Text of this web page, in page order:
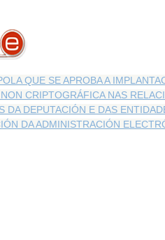
QUE SE APROBA A
CRIPTOGRÁFICA NAS
DA DEPUTACIÓN E DAS
DA ADMINISTRACIÓN